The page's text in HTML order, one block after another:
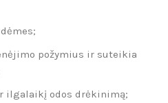
požymius ir suteikia
odos drėkinimą;